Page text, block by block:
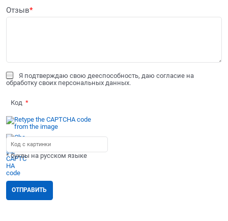
Отзыв
Я подтверждаю свою дееспособность, даю согласие на
обработку своих персональных данных.
Код
* буквы на русском языке